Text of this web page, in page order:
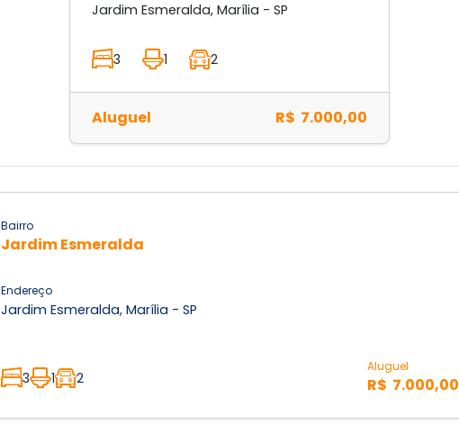
Jardim Esmeralda, Marília - SP
3 1 2
Aluguel R$ 7.000,00
Bairro
Jardim Esmeralda
Endereço
Jardim Esmeralda, Marília - SP
3 1 2
Aluguel
R$ 7.000,00